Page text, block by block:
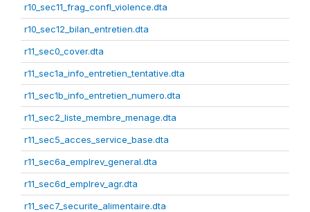
r10_sec11_frag_confl_violence.dta
r10_sec12_bilan_entretien.dta
r11_sec0_cover.dta
r11_sec1a_info_entretien_tentative.dta
r11_sec1b_info_entretien_numero.dta
r11_sec2_liste_membre_menage.dta
r11_sec5_acces_service_base.dta
r11_sec6a_emplrev_general.dta
r11_sec6d_emplrev_agr.dta
r11_sec7_securite_alimentaire.dta